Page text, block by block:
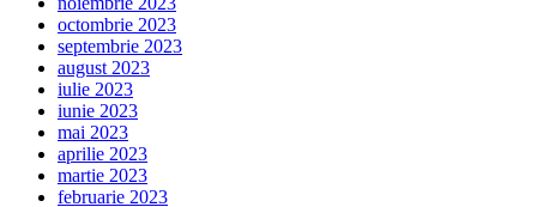
octombrie 2023
septembrie 2023
august 2023
iulie 2023
iunie 2023
mai 2023
aprilie 2023
martie 2023
februarie 2023